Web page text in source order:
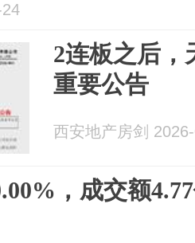
2连板之后，
重要公告
西安地产房剑
，成交额